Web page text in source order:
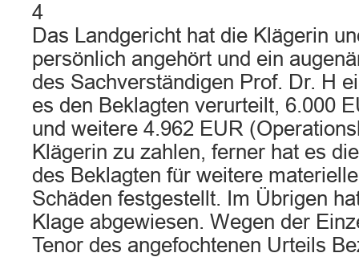
4
Das Landgericht hat die Klägerin
persönlich angehört und ein
des Sachverständigen Prof. Dr. H
es den Beklagten verurteilt, 6.000
und weitere 4.962 EUR
Klägerin zu zahlen, ferner hat es
des Beklagten für weitere
Schäden festgestellt. Im Übrigen
Klage abgewiesen. Wegen der
Tenor des angefochtenen Urteils